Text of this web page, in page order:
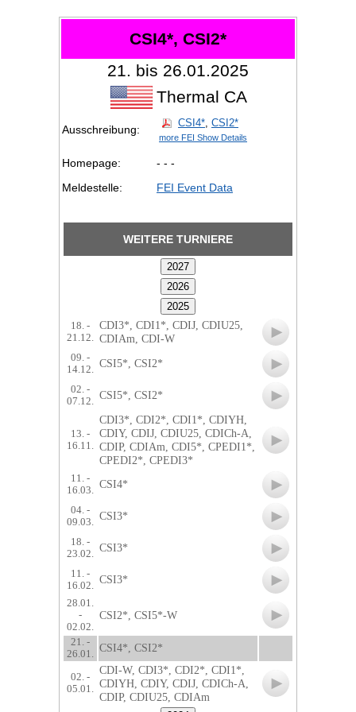
CSI4*, CSI2*
21. bis 26.01.2025
Thermal CA
Ausschreibung: CSI4*, CSI2*
more FEI Show Details
Homepage:
- - -
Meldestelle:
FEI Event Data
WEITERE TURNIERE
18. -
21.12.
CDI3*, CDI1*, CDIJ, CDIU25,
CDIAm, CDI-W
09. -
14.12. CSI5*, CSI2*
02. -
07.12. CSI5*, CSI2*
13. -
16.11.
CDI3*, CDI2*, CDI1*, CDIYH,
CDIY, CDIJ, CDIU25, CDICh-A,
CDIP, CDIAm, CDI5*, CPEDI1*,
CPEDI2*, CPEDI3*
11. -
16.03. CSI4*
04. -
09.03. CSI3*
18. -
23.02. CSI3*
11. -
16.02. CSI3*
28.01.
-
02.02.
CSI2*, CSI5*-W
21. -
26.01. CSI4*, CSI2*
02. -
05.01.
CDI-W, CDI3*, CDI2*, CDI1*,
CDIYH, CDIY, CDIJ, CDICh-A,
CDIP, CDIU25, CDIAm